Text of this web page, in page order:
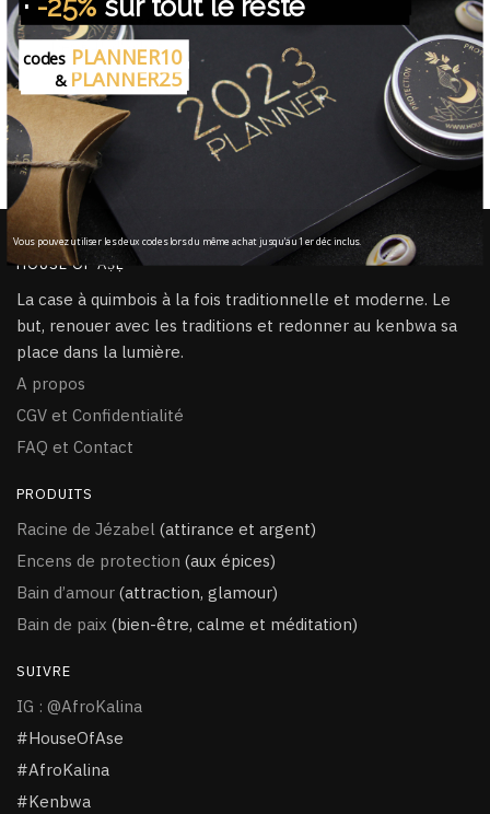
Livraison offerte
Dès €45 d'achat
Fait main lors d’un rituel
Chaque produit est béni à la main
100% Sécurisé
PayPal / CB / Visa / MasterCard
HOUSE OF ÀṢẸ
La case à quimbois à la fois traditionnelle et moderne. Le
but, renouer avec les traditions et redonner au kenbwa sa
place dans la lumière.
A propos
CGV et Confidentialité
FAQ et Contact
PRODUITS
Racine de Jézabel (attirance et argent)
Encens de protection (aux épices)
Bain d’amour (attraction, glamour)
Bain de paix (bien-être, calme et méditation)
SUIVRE
IG : @AfroKalina
#HouseOfAse
#AfroKalina
#Kenbwa
· -25% sur tout le reste
codes PLANNER10
& PLANNER25
Vous pouvez utiliser les deux codes lors du même achat jusqu'au 1er déc inclus.